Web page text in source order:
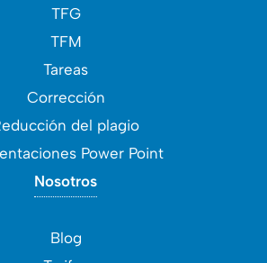
TFG
TFM
Tareas
Corrección
del plagio
Power Point
Nosotros
Blog